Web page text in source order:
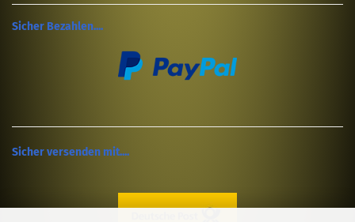
Sicher Bezahlen....
Sicher versenden mit....